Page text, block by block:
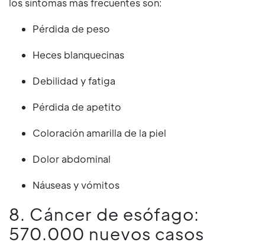
los síntomas más frecuentes son:
Pérdida de peso
Heces blanquecinas
Debilidad y fatiga
Pérdida de apetito
Coloración amarilla de la piel
Dolor abdominal
Náuseas y vómitos
8. Cáncer de esófago:
570.000 nuevos casos